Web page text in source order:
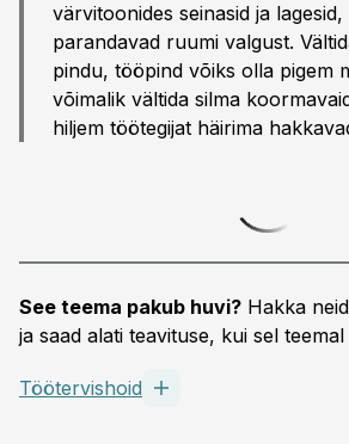
värvitoonides seinasid ja
parandavad ruumi valgust.
pindu, tööpind võiks olla pigem
võimalik vältida silma
hiljem töötegijat häirima
See teema pakub huvi? Hakka
ja saad alati teavituse, kui sel
Töötervishoid